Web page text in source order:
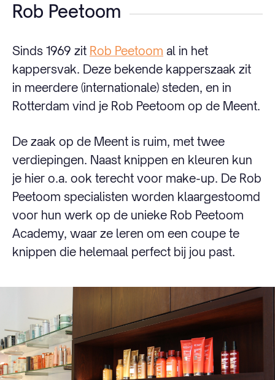
Rob Peetoom
Sinds 1969 zit Rob Peetoom al in het
kappersvak. Deze bekende kapperszaak zit
in meerdere (internationale) steden, en in
Rotterdam vind je Rob Peetoom op de Meent.
De zaak op de Meent is ruim, met twee
verdiepingen. Naast knippen en kleuren kun
je hier o.a. ook terecht voor make-up. De Rob
Peetoom specialisten worden klaargestoomd
voor hun werk op de unieke Rob Peetoom
Academy, waar ze leren om een coupe te
knippen die helemaal perfect bij jou past.